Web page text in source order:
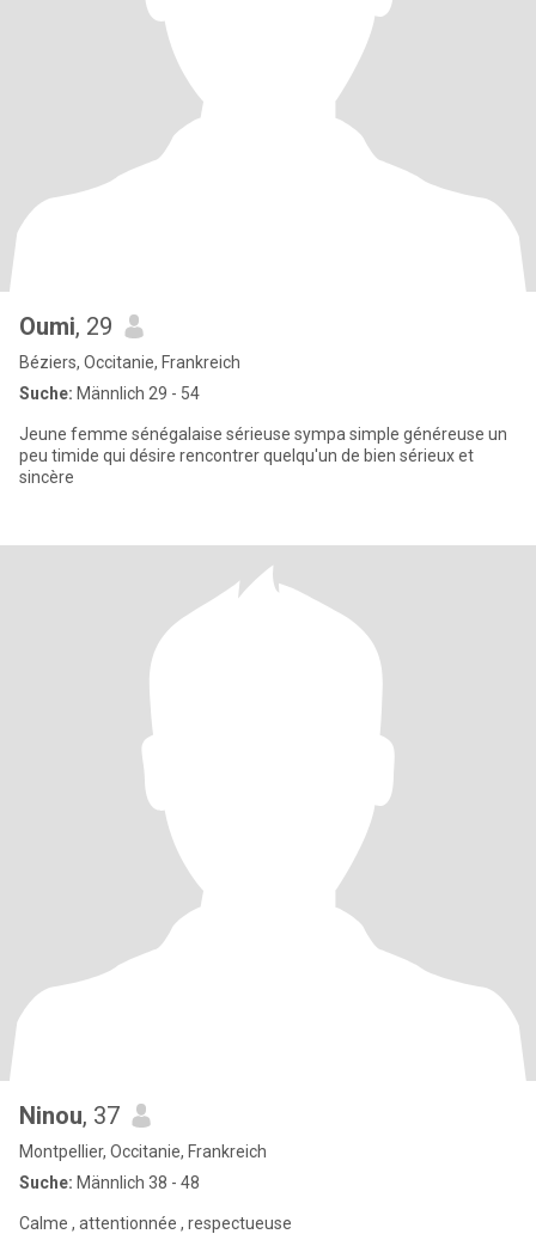
Oumi, 29
Béziers, Occitanie, Frankreich
Suche: Männlich 29 - 54
Jeune femme sénégalaise sérieuse sympa simple généreuse un
peu timide qui désire rencontrer quelqu'un de bien sérieux et
sincère
Ninou, 37
Montpellier, Occitanie, Frankreich
Suche: Männlich 38 - 48
Calme , attentionnée , respectueuse